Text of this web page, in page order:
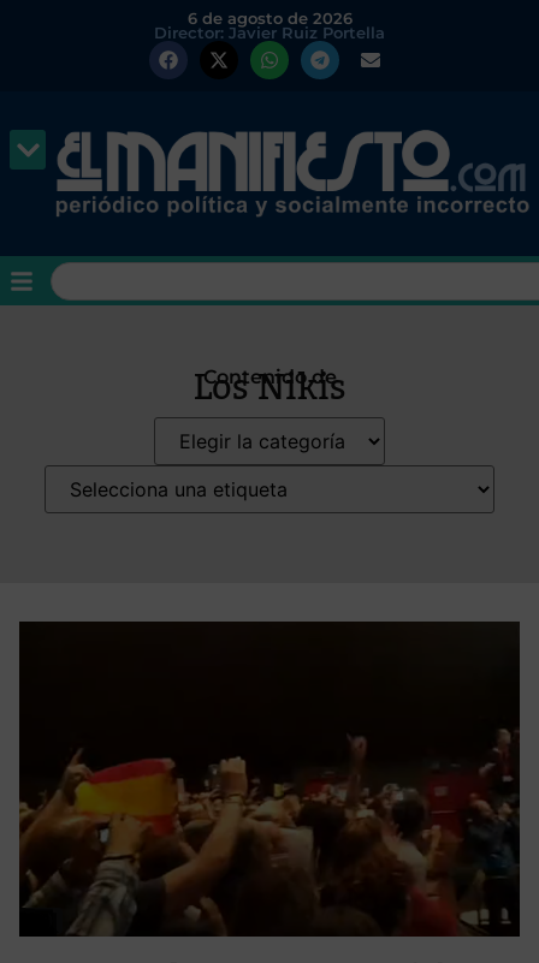
6 de agosto de 2026
Director: Javier Ruiz Portella
Contenido de
Los Nikis